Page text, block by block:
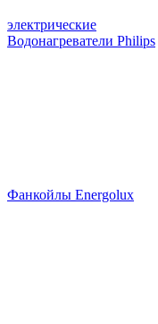
электрические
Водонагреватели Philips
Фанкойлы Energolux